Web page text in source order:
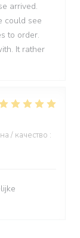
arrived.
could see
to order.
It rather
/ качество :